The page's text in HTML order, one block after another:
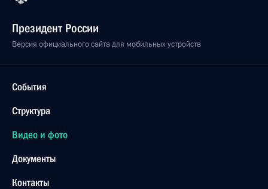
Президент России
Версия официального сайта для мобильных устройств
События
Структура
Видео и фото
Документы
Контакты